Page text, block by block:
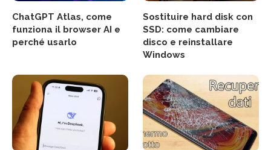
ChatGPT Atlas, come
funziona il browser AI e
perché usarlo
Sostituire hard disk con
SSD: come cambiare
disco e reinstallare
Windows